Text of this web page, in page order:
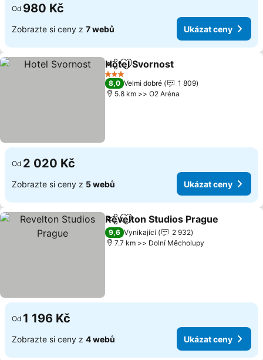
Od 980 Kč
Zobrazte si ceny z 7 webů Ukázat ceny
SdíletPřidat na seznam oblíbených
Hotel Svornost
3 Počet hvězdiček
8,0 Velmi dobré
1 809
5.8 km >> O2 Aréna
Od 2 020 Kč
Zobrazte si ceny z 5 webů Ukázat ceny
SdíletPřidat na seznam oblíbených
Revelton Studios Prague
9,6 Vynikající
2 932
7.7 km >> Dolní Měcholupy
Od 1 196 Kč
Zobrazte si ceny z 4 webů Ukázat ceny